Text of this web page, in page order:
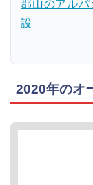
郡山のアル
設
2020年のオ